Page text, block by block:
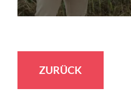
ZURÜCK